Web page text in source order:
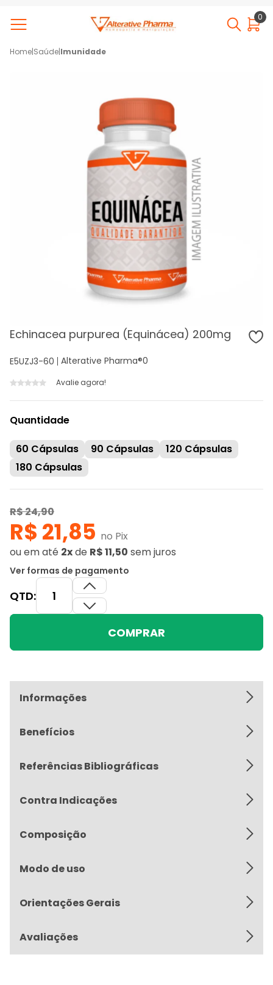
0
Home|Saúde|Imunidade
Echinacea purpurea (Equinácea) 200mg
E5UZJ3-60 Alterative Pharma®0
Avalie agora!
R$ 24,90
R$ 21,85 no Pix
ouem até 2xde R$ 11,50 sem juros
Ver formas de pagamento
Quantidade
60 Cápsulas 90 Cápsulas
120 Cápsulas
180 Cápsulas
QTD:
COMPRAR
Informações
Benefícios
Referências Bibliográficas
Contra Indicações
Composição
Modo de uso
Orientações Gerais
Avaliações